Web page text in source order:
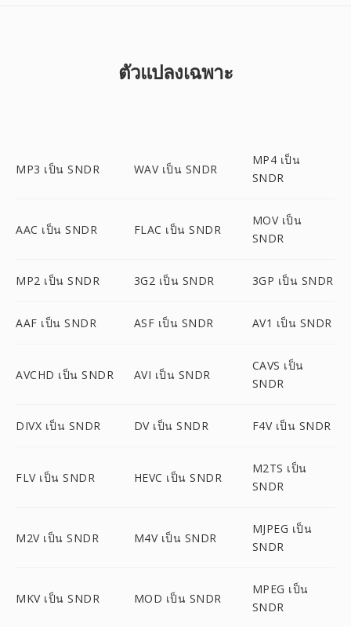
ตัวแปลงเฉพาะ
MP3 เป็น SNDR WAV เป็น SNDR
MP4 เป็น
SNDR
AAC เป็น SNDR FLAC เป็น SNDR
MOV เป็น
SNDR
MP2 เป็น SNDR 3G2 เป็น SNDR 3GP เป็น SNDR
AAF เป็น SNDR ASF เป็น SNDR AV1 เป็น SNDR
AVCHD เป็น SNDR AVI เป็น SNDR
CAVS เป็น
SNDR
DIVX เป็น SNDR DV เป็น SNDR F4V เป็น SNDR
FLV เป็น SNDR HEVC เป็น SNDR
M2TS เป็น
SNDR
M2V เป็น SNDR M4V เป็น SNDR
MJPEG เป็น
SNDR
MKV เป็น SNDR MOD เป็น SNDR
MPEG เป็น
SNDR